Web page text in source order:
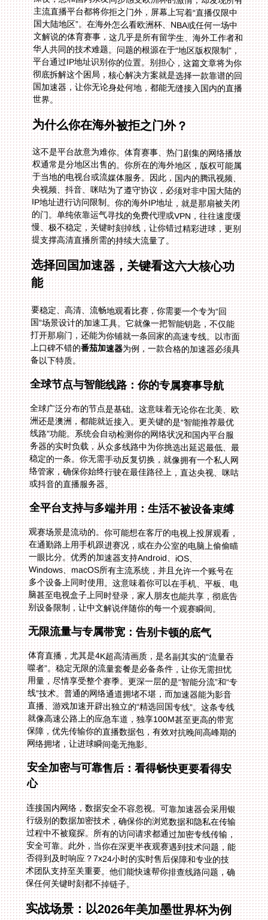
世界。
为什么你在海外被拒之门外？
这不是平台故意为难你。体育赛事、热门剧集的网络播放
权通常是分地区出售的。你所在的海外地区，版权可能属
于当地的电视台或流媒体服务。因此，国内的腾讯视频、
央视频、抖音、咪咕为了遵守协议，必须对非中国大陆的
IP地址进行访问限制。你的海外IP地址，就是那扇被关闭
的门。单纯依靠运气寻找的免费代理或VPN，往往速度缓
慢、极不稳定，关键时刻掉线，让你错过精彩进球，更别
提支撑高清直播所需的持续大流量了。
选择回国加速器，关键看这六大核心功
能
要稳定、高清、流畅地观看比赛，你需要一个专为“回
国”场景设计的加速工具。它就像一把智能钥匙，不仅能
打开那扇门，还能为你铺就一条回家的高速专线。以市面
上口碑不错的番茄加速器为例，一款合格的加速器必须具
备以下特质。
全球节点与智能线路：你的专属赛事导航
全球广泛分布的节点是基础。这意味着无论你在北美、欧
洲还是澳洲，都能就近接入。更关键的是“智能推荐最优
线路”功能。系统会自动检测你的网络状况和国内平台服
务器的实时负载，从众多线路中为你挑选出延迟最低、最
稳定的一条。你无需手动反复切换，就像拥有一个私人网
络管家，确保你始终行驶在最佳路径上，直达央视、咪咕
或抖音的直播服务器。
全平台支持与多端并用：生活不被设备束缚
观赛场景是流动的。你可能想在客厅的电视上投屏观看，
在通勤路上用手机跟进赛况，或在办公室的电脑上偷偷瞄
一眼比分。优秀的加速器支持Android、iOS、
Windows、macOS所有主流系统，并且允许一个账号在
多个设备上同时使用。这意味着你可以在手机、平板、电
脑甚至电视盒子上同时登录，家人朋友也能共享，彻底告
别设备限制，让中文解说伴随你的每一个观赛瞬间。
无限流量与专属带宽：告别卡顿的底气
体育直播，尤其是4K超高清画质，是名副其实的“流量吞
噬者”。稳定无限的流量套餐是必备条件，让你无需担忧
用量，尽情享受整个赛季。更深一层的是“智能分流”和“专
线”技术。普通的网络通道拥堵不堪，而加速器能为影音
直播、游戏加速开辟出独立的“精选回国专线”。这条专线
就像高速公路上的应急车道，独享100M甚至更高的带宽
保障，优先传输你的直播数据包，有效对抗晚间高峰期的
网络拥堵，让进球瞬间毫无拖影。
安全加密与可靠售后：看得畅快更要看得安
心
连接国内网络，数据安全不容忽视。可靠加速器会采用银
行级别的数据加密技术，确保你的浏览数据和隐私在传输
过程中不被窥探。所有的访问请求都通过加密专线传输，
安全可靠。此外，当你在深更半夜观赛遇到技术问题，能
否得到及时响应？7x24小时的实时售后保障和专业的技
术团队支持至关重要。他们能快速帮你排查线路问题，确
保任何关键时刻都不掉链子。
实战场景：以2026年美加墨世界杯为例